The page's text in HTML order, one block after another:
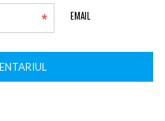
EMAIL
*